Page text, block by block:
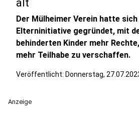
Der Mülheimer Verein hatte
Elterninitiative gegründet, mit
behinderten Kinder mehr
mehr Teilhabe zu verschaffen.
Veröffentlicht: Donnerstag,
Anzeige